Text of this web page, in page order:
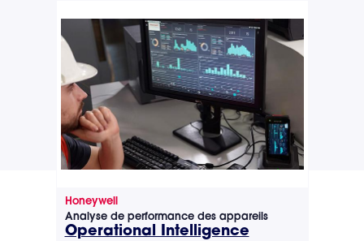
Honeywell
Analyse de performance des appareils
Operational Intelligence